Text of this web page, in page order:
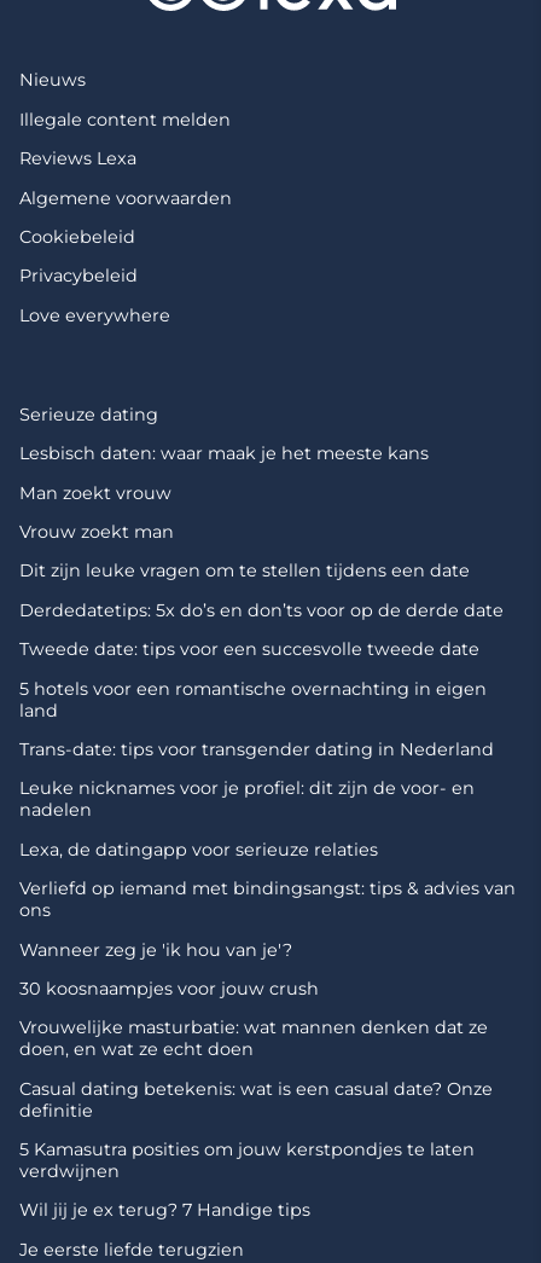
Nieuws
Illegale content melden
Reviews Lexa
Algemene voorwaarden
Cookiebeleid
Privacybeleid
Love everywhere
Serieuze dating
Lesbisch daten: waar maak je het meeste kans
Man zoekt vrouw
Vrouw zoekt man
Dit zijn leuke vragen om te stellen tijdens een date
Derdedatetips: 5x do’s en don’ts voor op de derde date
Tweede date: tips voor een succesvolle tweede date
5 hotels voor een romantische overnachting in eigen
land
Trans-date: tips voor transgender dating in Nederland
Leuke nicknames voor je profiel: dit zijn de voor- en
nadelen
Lexa, de datingapp voor serieuze relaties
Verliefd op iemand met bindingsangst: tips & advies van
ons
Wanneer zeg je 'ik hou van je'?
30 koosnaampjes voor jouw crush
Vrouwelijke masturbatie: wat mannen denken dat ze
doen, en wat ze echt doen
Casual dating betekenis: wat is een casual date? Onze
definitie
5 Kamasutra posities om jouw kerstpondjes te laten
verdwijnen
Wil jij je ex terug? 7 Handige tips
Je eerste liefde terugzien